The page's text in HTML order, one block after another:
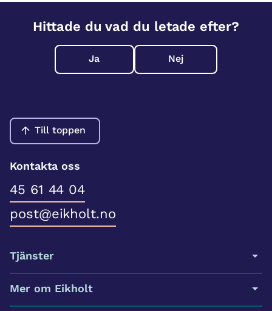
Hittade du vad du letade efter?
Ja Nej
Till toppen
Kontakta oss
45 61 44 04
post@eikholt.no
Tjänster
Mer om Eikholt